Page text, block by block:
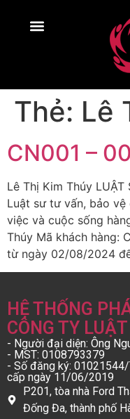
Thẻ: Lê
CN001 –
Lê Thị Kim Thúy LUẬT
Luật sư tư vấn, bảo
việc và cuộc sống
Thúy Mã khách hàng:
từ ngày 02/08/2024
HỆ THỐNG
CÔNG TY
- Người đại diện: Ông
- MST: 0108793379
- Số đăng ký:
cấp ngày 11/06/2019
P201, tòa nhà Ford
Đống Đa, thành phố